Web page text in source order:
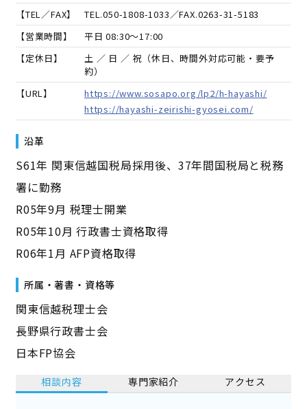
【TEL／FAX】
TEL.050-1808-1033／FAX.0263-31-5183
【営業時間】
平日 08:30～17:00
【定休日】
土 ／ 日 ／ 祝（休日、時間外対応可能・要予
約）
【URL】
https://www.sosapo.org/lp2/h-hayashi/
https://hayashi-zeirishi-gyosei.com/
沿革
S61年 関東信越国税局採用後、37年間国税局と税務
署に勤務
R05年9月 税理士開業
R05年10月 行政書士資格取得
R06年1月 AFP資格取得
所属・著書・資格等
関東信越税理士会
長野県行政書士会
日本FP協会
相談内容 専門家紹介 アクセス